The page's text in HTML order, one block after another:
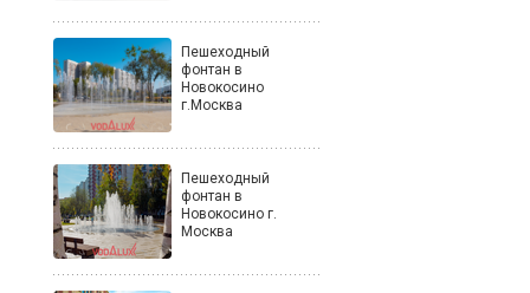
Пешеходный
фонтан в
Новокосино
г.Москва
Пешеходный
фонтан в
Новокосино г.
Москва